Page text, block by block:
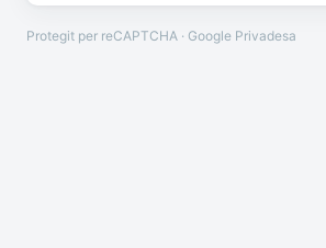
Protegit per reCAPTCHA · Google Privadesa